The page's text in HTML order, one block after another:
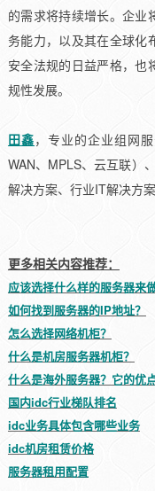
的需求将持续增长。企业
务能力，以及其在全球化
安全法规的日益严格，也
规性发展。
田鑫，专业的企业组网
WAN、MPLS、云互联）
解决方案、行业IT解决方案
更多相关内容推荐：
应该选择什么样的服务器来
如何找到服务器的IP地址？
怎么选择网络机柜？
什么是机房服务器机柜？
什么是海外服务器？它的优
国内idc行业梯队排名
idc业务具体包含哪些业务
idc机房租赁价格
服务器租用配置